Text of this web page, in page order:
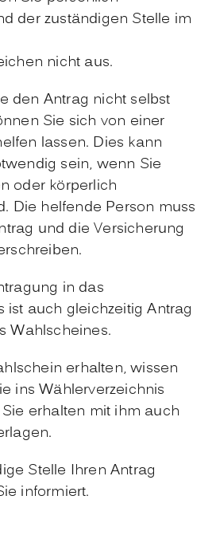
der zuständigen Stelle im
nicht aus.
den Antrag nicht selbst
Sie sich von einer
lassen. Dies kann
sein, wenn Sie
oder körperlich
Die helfende Person muss
und die Versicherung
in das
ist auch gleichzeitig Antrag
Wahlscheines.
erhalten, wissen
ins Wählerverzeichnis
erhalten mit ihm auch
Stelle Ihren Antrag
informiert.